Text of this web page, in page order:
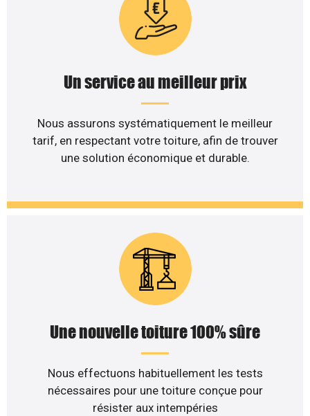
Un service au meilleur prix
Nous assurons systématiquement le meilleur
tarif, en respectant votre toiture, afin de trouver
une solution économique et durable.
Une nouvelle toiture 100% sûre
Nous effectuons habituellement les tests
nécessaires pour une toiture conçue pour
résister aux intempéries